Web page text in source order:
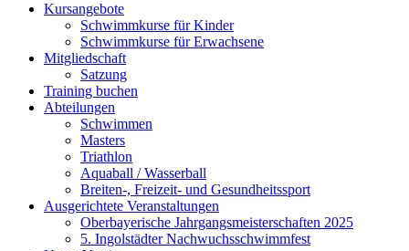
Kursangebote
Schwimmkurse für Kinder
Schwimmkurse für Erwachsene
Mitgliedschaft
Satzung
Training buchen
Abteilungen
Schwimmen
Masters
Triathlon
Aquaball / Wasserball
Breiten-, Freizeit- und Gesundheitssport
Ausgerichtete Veranstaltungen
Oberbayerische Jahrgangsmeisterschaften 2025
5. Ingolstädter Nachwuchsschwimmfest